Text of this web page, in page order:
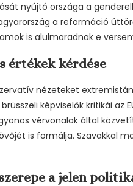
nyújtó országa a
a reformáció
is alulmaradnak e
értékek kérdése
nézeteket
képviselők kritikái az
vérvonalak által
is formálja. Szavakkal
a jelen